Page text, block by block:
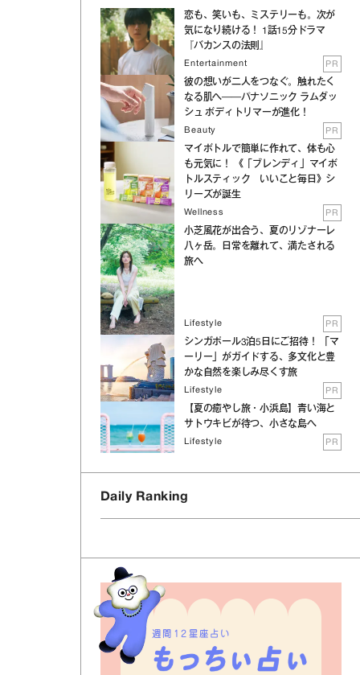
恋も、笑いも、ミステリーも。次が
気になり続ける！ 1話15分ドラマ
『バカンスの法則』
Entertainment PR
彼の想いが二人をつなぐ。触れたく
なる肌へ──パナソニック ラムダッ
シュ ボディトリマーが進化！
Beauty PR
マイボトルで簡単に作れて、体も心
も元気に！ 《「ブレンディ」マイボ
トルスティック いいこと毎日》シ
リーズが誕生
Wellness PR
小芝風花が出合う、夏のリゾナーレ
八ヶ岳。日常を離れて、満たされる
旅へ
Lifestyle PR
シンガポール3泊5日にご招待！ 「マ
ーリー」がガイドする、多文化と豊
かな自然を楽しみ尽くす旅
Lifestyle PR
【夏の癒やし旅・小浜島】青い海と
サトウキビが待つ、小さな島へ
Lifestyle PR
Daily Ranking
週間12星座占い